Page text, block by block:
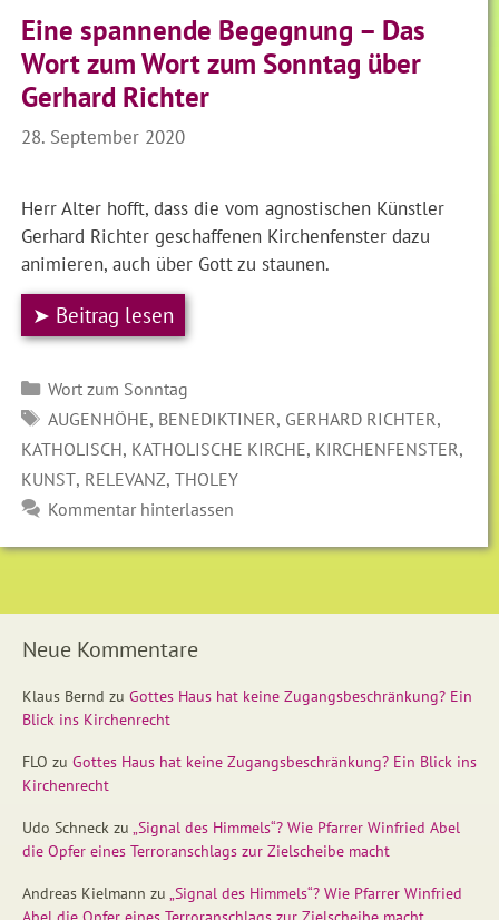
Eine spannende Begegnung – Das
Wort zum Wort zum Sonntag über
Gerhard Richter
28. September 2020
Herr Alter hofft, dass die vom agnostischen Künstler
Gerhard Richter geschaffenen Kirchenfenster dazu
animieren, auch über Gott zu staunen.
➤ Beitrag lesen
Kategorien
Wort zum Sonntag
SCHLAGWÖRTER
AUGENHÖHE, BENEDIKTINER, GERHARD RICHTER,
KATHOLISCH, KATHOLISCHE KIRCHE, KIRCHENFENSTER,
KUNST, RELEVANZ,THOLEY
Kommentar hinterlassen
Neue Kommentare
Klaus Bernd zu Gottes Haus hat keine Zugangsbeschränkung? Ein
Blick ins Kirchenrecht
FLO zu Gottes Haus hat keine Zugangsbeschränkung? Ein Blick ins
Kirchenrecht
Udo Schneck zu „Signal des Himmels“? Wie Pfarrer Winfried Abel
die Opfer eines Terroranschlags zur Zielscheibe macht
Andreas Kielmann zu „Signal des Himmels“? Wie Pfarrer Winfried